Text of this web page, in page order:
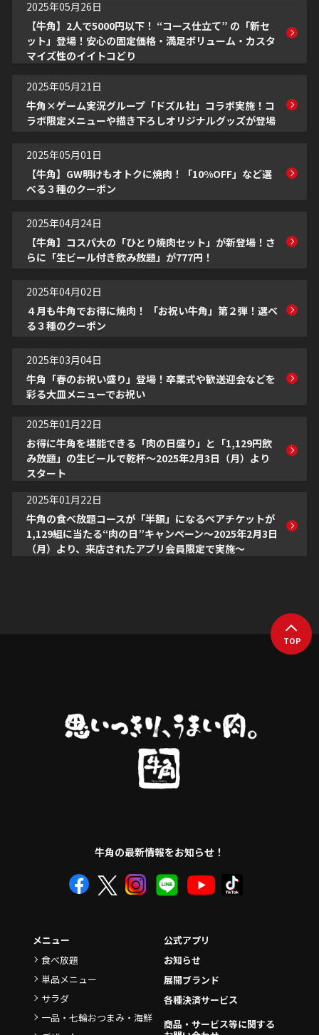
2025年05月26日
【牛角】2人で5000円以下！ “コース仕立て” の「新セ
ット」登場！安心の固定価格・満足ボリューム・カスタ
マイズ性のイイトコどり
2025年05月21日
牛角×ゲーム実況グループ「ドズル社」コラボ実施！コ
ラボ限定メニューや描き下ろしオリジナルグッズが登場
2025年05月01日
【牛角】GW明けもオトクに焼肉！「10%OFF」など選
べる３種のクーポン
2025年04月24日
【牛角】コスパ大の「ひとり焼肉セット」が新登場！さ
らに「生ビール付き飲み放題」が777円！
2025年04月02日
４月も牛角でお得に焼肉！ 「お祝い牛角」第２弾！選べ
る３種のクーポン
2025年03月04日
牛角「春のお祝い盛り」登場！卒業式や歓送迎会などを
彩る大皿メニューでお祝い
2025年01月22日
お得に牛角を堪能できる「肉の日盛り」と「1,129円飲
み放題」の生ビールで乾杯～2025年2月3日（月）より
スタート
2025年01月22日
牛角の食べ放題コースが「半額」になるペアチケットが
1,129組に当たる“肉の日”キャンペーン～2025年2月3日
（月）より、来店されたアプリ会員限定で実施～
TOP
牛角の最新情報をお知らせ！
メニュー
食べ放題
単品メニュー
サラダ
一品・七輪おつまみ・海鮮
公式アプリ
お知らせ
展開ブランド
各種決済サービス
商品・サービス等に関する